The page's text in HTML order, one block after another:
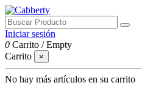
Iniciar sesión
0 Carrito /Empty
Carrito
×
No hay más artículos en su carrito